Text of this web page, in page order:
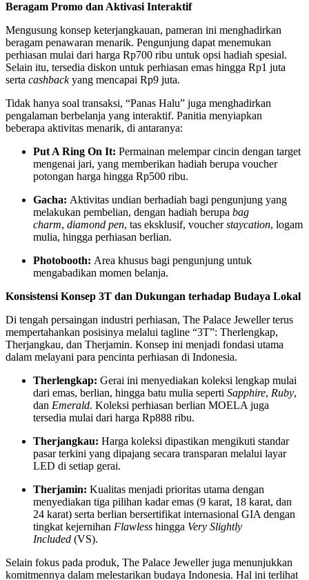
Beragam Promo dan Aktivasi Interaktif
Mengusung konsep keterjangkauan, pameran ini menghadirkan
beragam penawaran menarik. Pengunjung dapat menemukan
perhiasan mulai dari harga Rp700 ribu untuk opsi hadiah spesial.
Selain itu, tersedia diskon untuk perhiasan emas hingga Rp1 juta
serta cashbackyang mencapai Rp9 juta.
Tidak hanya soal transaksi, “Panas Halu” juga menghadirkan
pengalaman berbelanja yang interaktif. Panitia menyiapkan
beberapa aktivitas menarik, di antaranya:
Put A Ring On It: Permainan melempar cincin dengan target
mengenai jari, yang memberikan hadiah berupa voucher
potongan harga hingga Rp500 ribu.
Gacha: Aktivitas undian berhadiah bagi pengunjung yang
melakukan pembelian, dengan hadiah berupa bag
charm, diamond pen, tas eksklusif, voucherstaycation, logam
mulia, hingga perhiasan berlian.
Photobooth: Area khusus bagi pengunjung untuk
mengabadikan momen belanja.
Konsistensi Konsep 3T dan Dukungan terhadap Budaya Lokal
Di tengah persaingan industri perhiasan, The Palace Jeweller terus
mempertahankan posisinya melalui tagline “3T”: Therlengkap,
Therjangkau, dan Therjamin. Konsep ini menjadi fondasi utama
dalam melayani para pencinta perhiasan di Indonesia.
Therlengkap: Gerai ini menyediakan koleksi lengkap mulai
dari emas, berlian, hingga batu mulia seperti Sapphire, Ruby,
dan Emerald. Koleksi perhiasan berlian MOELA juga
tersedia mulai dari harga Rp888 ribu.
Therjangkau: Harga koleksi dipastikan mengikuti standar
pasar terkini yang dipajang secara transparan melalui layar
LED di setiap gerai.
Therjamin: Kualitas menjadi prioritas utama dengan
menyediakan tiga pilihan kadar emas (9 karat, 18 karat, dan
24 karat) serta berlian bersertifikat internasional GIA dengan
tingkat kejernihan Flawless hingga Very Slightly
Included (VS).
Selain fokus pada produk, The Palace Jeweller juga menunjukkan
komitmennya dalam melestarikan budaya Indonesia. Hal ini terlihat